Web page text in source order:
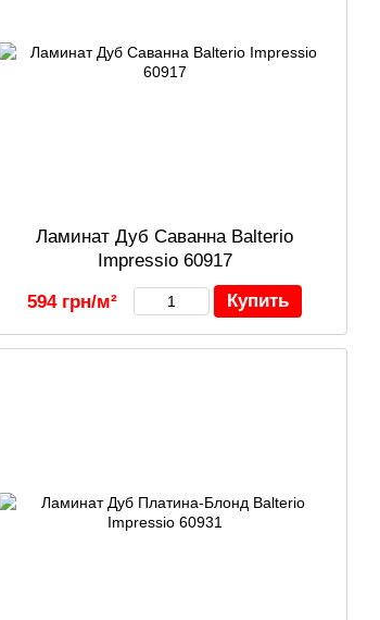
Ламинат Дуб Саванна Balterio
Impressio 60917
594 грн/м² Купить